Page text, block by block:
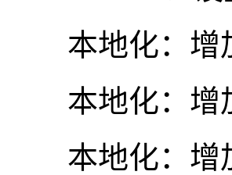
本地化：增
本地化：增
本地化：增